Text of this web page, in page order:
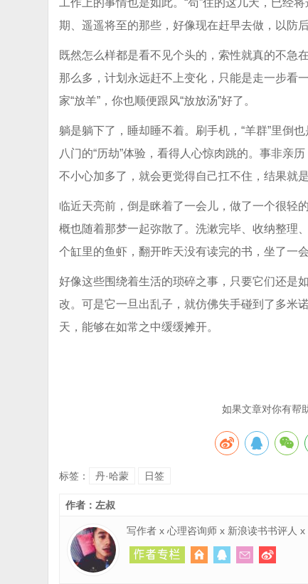
期、遥遥将至的那些，好像现在赶早去做，以防
既然怎么样都是看不见个头的，索性就真的不急
那么多，计划永远赶不上变化，只能是走一步看
家“放羊”，你也顺便跟风“放放汤”好了。
躺是躺下了，睡却睡不着。刷手机，“羊群”里倒
八门的“历劫”体验，看得人心惊肉跳的。事非亲
不小心加多了，就会更觉得自己扛不住，结果就
临近天亮前，倒是眯着了一会儿，做了一个很轻
概也随着那梦一起弥散了。洗漱完毕、收纳整
个缸里的鱼虾，翻开昨天没有读完的书，坐了
好像这些围绕着生活的琐碎之事，只要它们还是
改。可是它一旦出乱子，就仿佛失手碰到了多米
天，能够在如常之中缓缓摊开。
如果文章对你有帮
标签： 丹·哈蒙 日签
作者：左叔
写作者 x 心理咨询师 x 新浪读书书评人